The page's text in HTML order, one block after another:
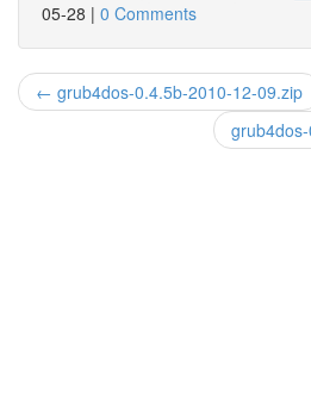
05-28 | 0 Comments
← grub4dos-0.4.5b-2010-12-09.zip